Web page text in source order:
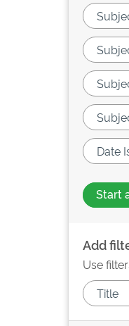
Start
Add
Use